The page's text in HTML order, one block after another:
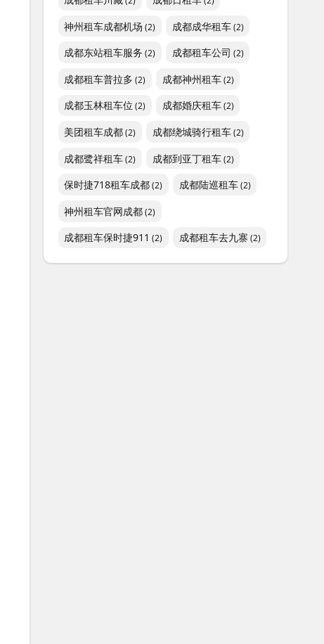
神州租车成都机场 (2) 成都成华租车(2)
成都东站租车服务 (2) 成都租车公司 (2)
成都租车普拉多 (2) 成都神州租车(2)
成都玉林租车位 (2) 成都婚庆租车(2)
美团租车成都(2) 成都绕城骑行租车(2)
成都鹭祥租车(2) 成都到亚丁租车(2)
保时捷718租车成都(2) 成都陆巡租车(2)
神州租车官网成都(2)
成都租车保时捷911 (2) 成都租车去九寨 (2)